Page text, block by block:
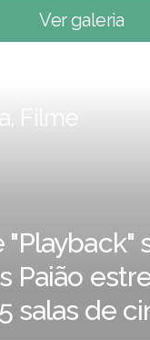
Ver galeria
Filme
"Playback"
Paião
salas de